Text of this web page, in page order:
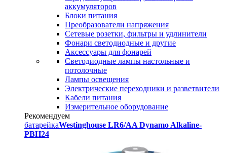
аккумуляторов
Блоки питания
Преобразователи напряжения
Сетевые розетки, фильтры и удлинители
Фонари светодиодные и другие
Аксессуары для фонарей
Светодиодные лампы настольные и
потолочные
Лампы освещения
Электрические переходники и разветвители
Кабели питания
Измерительное оборудование
Рекомендуем
батарейкаWestinghouse LR6/AA Dynamo Alkaline-
PBH24